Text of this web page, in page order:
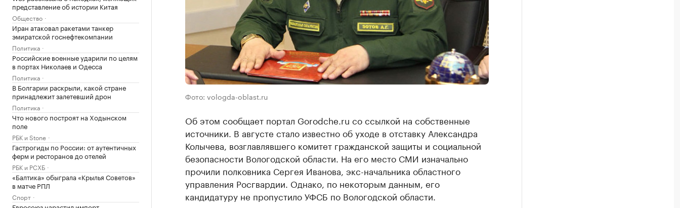
представление об истории Китая
Общество
Иран атаковал ракетами танкер
эмиратской госнефтекомпании
Политика
Российские военные ударили по целям
в портах Николаев и Одесса
Политика
В Болгарии раскрыли, какой стране
принадлежит залетевший дрон
Политика
Что нового построят на Ходынском
поле
РБК и Stone
Гастрогиды по России: от аутентичных
ферм и ресторанов до отелей
РБК и РСХБ
«Балтика» обыграла «Крылья Советов»
в матче РПЛ
Спорт
Фото: vologda-oblast.ru
Об этом сообщает портал Gorodche.ru со ссылкой на собственные
источники. В августе стало известно об уходе в отставку Александра
Колычева, возглавлявшего комитет гражданской защиты и социальной
безопасности Вологодской области. На его место СМИ изначально
прочили полковника Сергея Иванова, экс-начальника областного
управления Росгвардии. Однако, по некоторым данным, его
кандидатуру не пропустило УФСБ по Вологодской области.